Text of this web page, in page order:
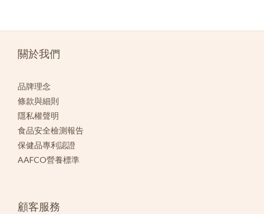
關於我們
品牌理念
條款與細則
隱私權聲明
食品安全檢測報告
保健品專利認證
AAFCO營養標準
顧客服務